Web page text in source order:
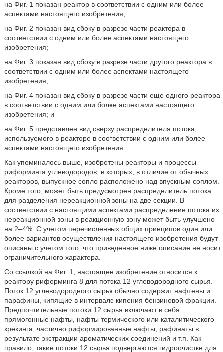
на Фиг. 1 показан реактор в соответствии с одним или более
аспектами настоящего изобретения;
на Фиг. 2 показан вид сбоку в разрезе части реактора в
соответствии с одним или более аспектами настоящего
изобретения;
на Фиг. 3 показан вид сбоку в разрезе части другого реактора в
соответствии с одним или более аспектами настоящего
изобретения;
на Фиг. 4 показан вид сбоку в разрезе части еще одного реактора
в соответствии с одним или более аспектами настоящего
изобретения; и
на Фиг. 5 представлен вид сверху распределителя потока,
используемого в реакторе в соответствии с одним или более
аспектами настоящего изобретения.
Как упоминалось выше, изобретены реакторы и процессы
риформинга углеводородов, в которых, в отличие от обычных
реакторов, выпускное сопло расположено над впускным соплом.
Кроме того, может быть предусмотрен распределитель потока
для разделения нереакционной зоны на две секции. В
соответствии с настоящими аспектами распределение потока из
нереакционной зоны в реакционную зону может быть улучшено
на 2–4%. С учетом перечисленных общих принципов один или
более вариантов осуществления настоящего изобретения будут
описаны с учетом того, что приведенное ниже описание не носит
ограничительного характера.
Со ссылкой на Фиг. 1, настоящее изобретение относится к
реактору риформинга 8 для потока 12 углеводородного сырья.
Поток 12 углеводородного сырья обычно содержит нафтены и
парафины, кипящие в интервале кипения бензиновой фракции.
Предпочтительные потоки 12 сырья включают в себя
прямогонные нафты, нафты термического или каталитического
крекинга, частично риформированные нафты, рафинаты в
результате экстракции ароматических соединений и т.п. Как
правило, такие потоки 12 сырья подвергаются гидроочистке для